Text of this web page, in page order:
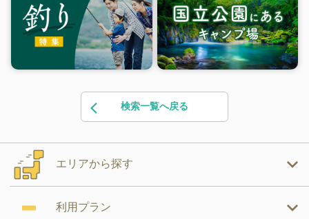
検索一覧へ戻る
エリアから探す
利用プラン